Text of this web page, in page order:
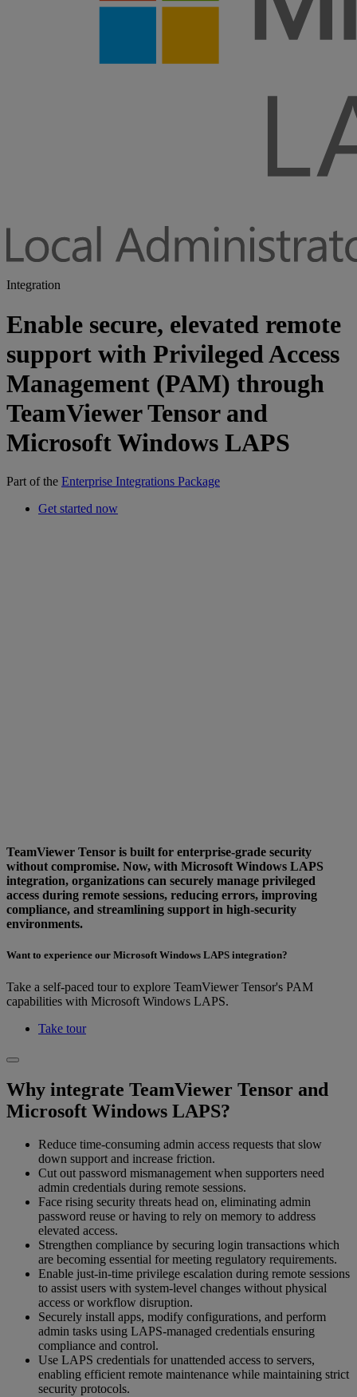
Integration
Enable secure, elevated remote
support with Privileged Access
Management (PAM) through
TeamViewer Tensor and
Microsoft Windows LAPS
Part of the Enterprise Integrations Package
Get started now
TeamViewer Tensor is built for enterprise-grade security
without compromise. Now, with Microsoft Windows LAPS
integration, organizations can securely manage privileged
access during remote sessions, reducing errors, improving
compliance, and streamlining support in high-security
environments.
Want to experience our Microsoft Windows LAPS integration?
Take a self-paced tour to explore TeamViewer Tensor's PAM
capabilities with Microsoft Windows LAPS.
Take tour
Why integrate TeamViewer Tensor and
Microsoft Windows LAPS?
Reduce time-consuming admin access requests that slow
down support and increase friction.
Cut out password mismanagement when supporters need
admin credentials during remote sessions.
Face rising security threats head on, eliminating admin
password reuse or having to rely on memory to address
elevated access.
Strengthen compliance by securing login transactions which
are becoming essential for meeting regulatory requirements.
Enable just-in-time privilege escalation during remote sessions
to assist users with system-level changes without physical
access or workflow disruption.
Securely install apps, modify configurations, and perform
admin tasks using LAPS-managed credentials ensuring
compliance and control.
Use LAPS credentials for unattended access to servers,
enabling efficient remote maintenance while maintaining strict
security protocols.